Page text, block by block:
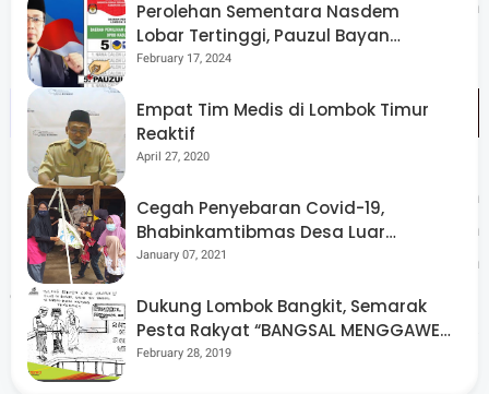
motivasi untuk terus meningkatkan kinerja dan
pelayanan kepada masyarakat,” ujar Bupati.
Pemerintah Kabupaten Lombok Tengah berkomitmen
untuk terus mempertahankan kualitas pengelolaan
keuangan daerah serta meningkatkan efektivitas dan
efisiensi penggunaan anggaran demi mendukung
pembangunan daerah dan kesejahteraan masyarakat.
(Red)
Perolehan Sementara Nasdem
Lobar Tertinggi, Pauzul Bayan
Berpeluang “Rebut” Kursi Dapil 3
February 17, 2024
Empat Tim Medis di Lombok Timur
Reaktif
April 27, 2020
Cegah Penyebaran Covid-19,
Bhabinkamtibmas Desa Luar
Pantau Kegiatan Posyandu
January 07, 2021
Dukung Lombok Bangkit, Semarak
Pesta Rakyat “BANGSAL MENGGAWE”
Kembali Digelar Para Seniman Di
February 28, 2019